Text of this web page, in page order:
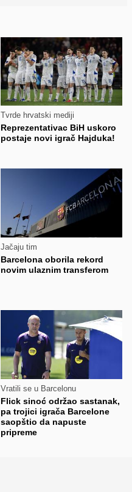
Tvrde hrvatski mediji
Reprezentativac BiH uskoro
postaje novi igrač Hajduka!
Jačaju tim
Barcelona oborila rekord
novim ulaznim transferom
Vratili se u Barcelonu
Flick sinoć održao sastanak,
pa trojici igrača Barcelone
saopštio da napuste
pripreme